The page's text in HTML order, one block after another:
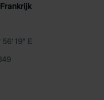
56' 19" E